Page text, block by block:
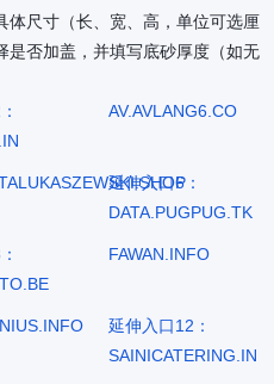
体尺寸（长、宽、高，单位可选厘
是否加盖，并填写底砂厚度（如无
AV.AVLANG6.CO
延伸入口6：
DATA.PUGPUG.TK
FAWAN.INFO
延伸入口12：
SAINICATERING.IN